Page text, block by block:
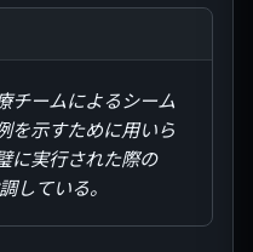
チームによるシーム
を示すために用いら
に実行された際の
している。